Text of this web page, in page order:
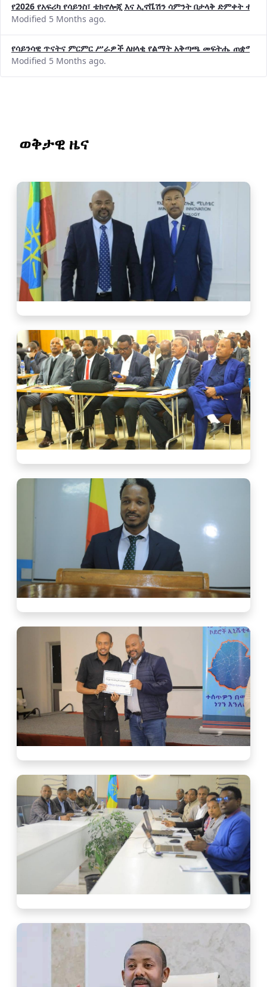
የ2026 የአፍሪካ የሳይንስ፣ ቴክኖሎጂ እና ኢኖቬሽን ሳምንት በታላቅ ድምቀት
Modified 5 Months ago.
የሳይንሳዊ ጥናትና ምርምር ሥራዎች ለዘላቂ የልማት አቅጣጫ መፍትሔ ጠቋሚ
Modified 5 Months ago.
ወቅታዊ ዜና